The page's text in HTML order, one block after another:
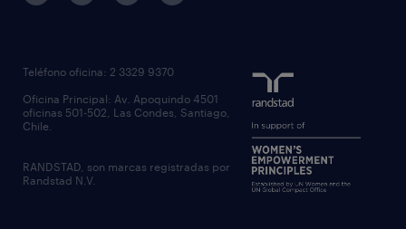
Teléfono oficina: 2 3329 9370
Oficina Principal: Av. Apoquindo 4501
oficinas 501-502, Las Condes, Santiago,
Chile.
RANDSTAD, son marcas registradas por
Randstad N.V.